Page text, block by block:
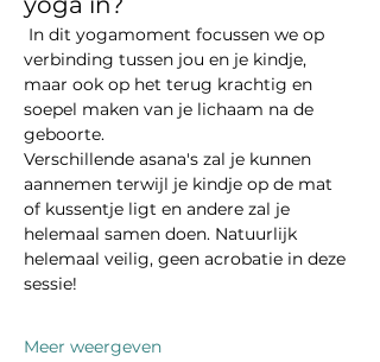
In dit yogamoment focussen we op
verbinding tussen jou en je kindje,
maar ook op het terug krachtig en
soepel maken van je lichaam na de
geboorte.
Verschillende asana's zal je kunnen
aannemen terwijl je kindje op de mat
of kussentje ligt en andere zal je
helemaal samen doen. Natuurlijk
helemaal veilig, geen acrobatie in deze
sessie!
Meer weergeven